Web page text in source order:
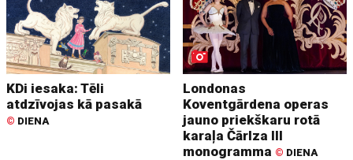
KDi iesaka: Tēli
atdzīvojas kā pasakā
© DIENA
Londonas
Koventgārdena operas
jauno priekškaru rotā
karaļa Čārlza III
monogramma © DIENA